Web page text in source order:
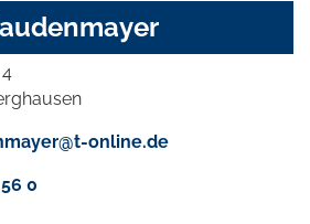
online.de
0